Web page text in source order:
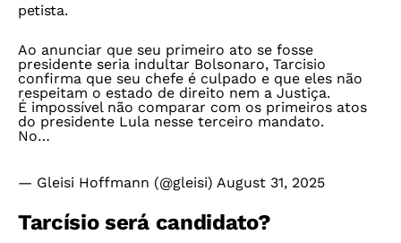
petista.
Ao anunciar que seu primeiro ato se fosse
presidente seria indultar Bolsonaro, Tarcisio
confirma que seu chefe é culpado e que eles não
respeitam o estado de direito nem a Justiça.
É impossível não comparar com os primeiros atos
do presidente Lula nesse terceiro mandato.
No…
— Gleisi Hoffmann (@gleisi) August 31, 2025
Tarcísio será candidato?